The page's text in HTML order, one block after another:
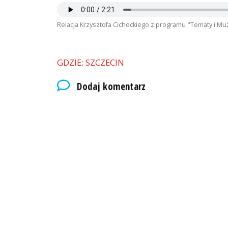
Relacja Krzysztofa Cichockiego z programu "Tematy i
GDZIE: SZCZECIN
Dodaj komentarz